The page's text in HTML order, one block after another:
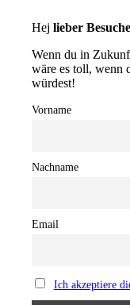
Hej lieber
Wenn du in
wäre es toll, wenn
würdest!
Vorname
Nachname
Email
Ich akzeptiere